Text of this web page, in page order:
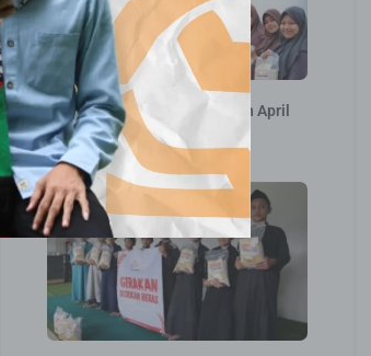
Distribusi Pekan ke 2 Bulan April
16 April 2026